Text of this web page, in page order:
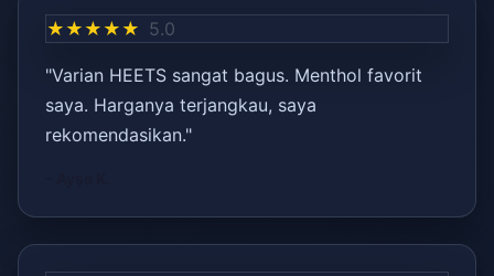
★★★★★ 5.0
"Varian HEETS sangat bagus. Menthol favorit
saya. Harganya terjangkau, saya
rekomendasikan."